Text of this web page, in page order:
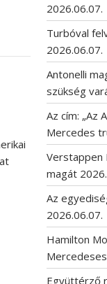
2026.06.07.
Turbóval
2026.06.07.
Antonelli
szükség
Az cím: „Az
Mercedes
Verstappen
magát
Az
2026.06.07.
Hamilton
Együttérző